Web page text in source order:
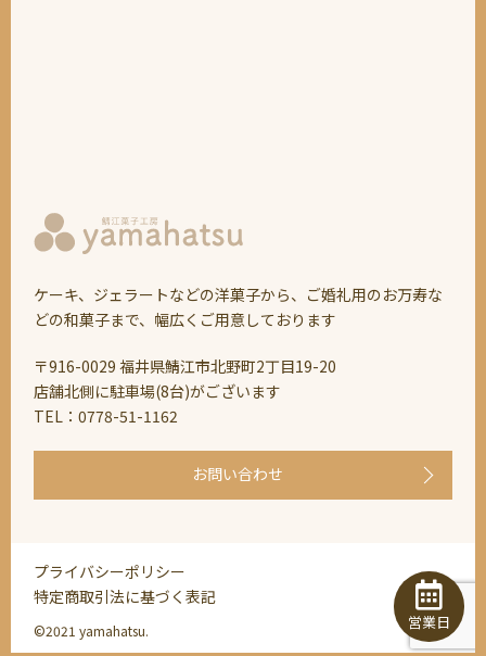
営業日
ケーキ、ジェラートなどの洋菓子から、ご婚礼用のお万寿な
どの和菓子まで、幅広くご用意しております
〒916-0029 福井県鯖江市北野町2丁目19-20
店舗北側に駐車場(8台)がございます
TEL：0778-51-1162
お問い合わせ
プライバシーポリシー
特定商取引法に基づく表記
©2021 yamahatsu.